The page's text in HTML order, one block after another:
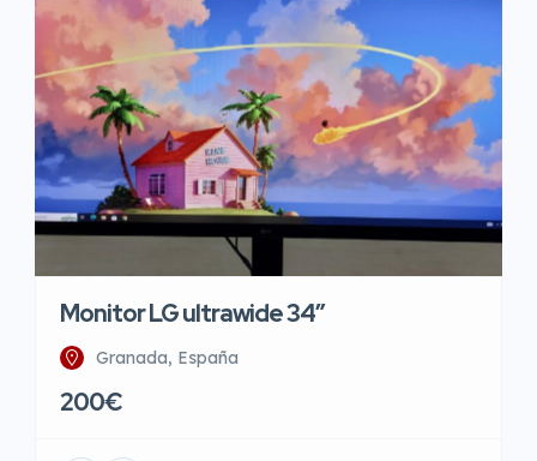
Monitor LG ultrawide 34″
Granada, España
200€